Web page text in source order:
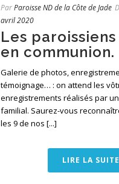
ParParoisse ND de la Côte de Jade
avril 2020
Les
en communion.
Galerie de photos,
témoignage… : on attend les
enregistrements réalisés par
familial. Saurez-vous
les 9 de nos [...]
LIRE LA SUITE